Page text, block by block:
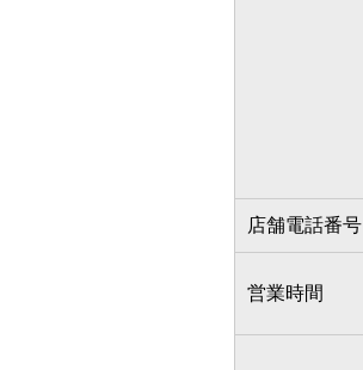
店舗電話番号
営業時間